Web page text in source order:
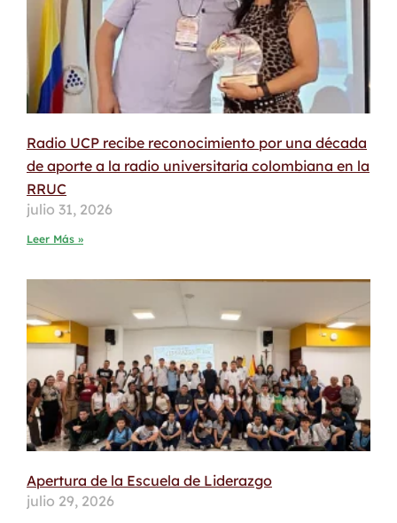
Radio UCP recibe reconocimiento por una década
de aporte a la radio universitaria colombiana en la
RRUC
julio 31, 2026
Leer Más »
Apertura de la Escuela de Liderazgo
julio 29, 2026